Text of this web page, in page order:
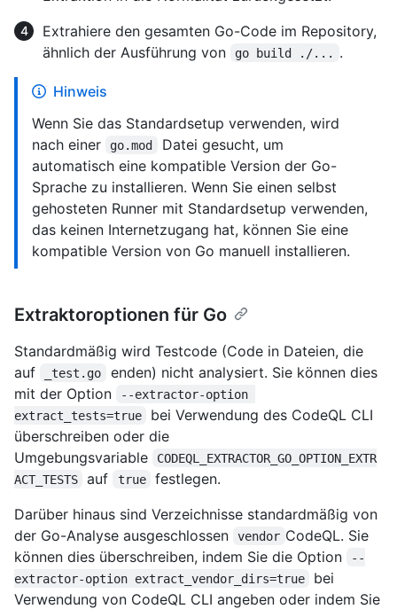
Extrahiere den gesamten Go-Code im Repository,
ähnlich der Ausführung von
go build ./... .
Hinweis
Wenn Sie das Standardsetup verwenden, wird
nach einer
go.mod
Datei gesucht, um
automatisch eine kompatible Version der Go-
Sprache zu installieren. Wenn Sie einen selbst
gehosteten Runner mit Standardsetup verwenden,
das keinen Internetzugang hat, können Sie eine
kompatible Version von Go manuell installieren.
Extraktoroptionen für Go
Standardmäßig wird Testcode (Code in Dateien, die
auf
_test.go
enden) nicht analysiert. Sie können dies
mit der Option
--extractor-option
extract_tests=true
bei Verwendung des CodeQL CLI
überschreiben oder die
Umgebungsvariable
CODEQL_EXTRACTOR_GO_OPTION_EXTR
ACT_TESTS
auf true
festlegen.
Darüber hinaus sind Verzeichnisse standardmäßig von
der Go-Analyse ausgeschlossen
vendor CodeQL. Sie
können dies überschreiben, indem Sie die Option
--
extractor-option extract_vendor_dirs=true
bei
Verwendung von CodeQL CLI angeben oder indem Sie